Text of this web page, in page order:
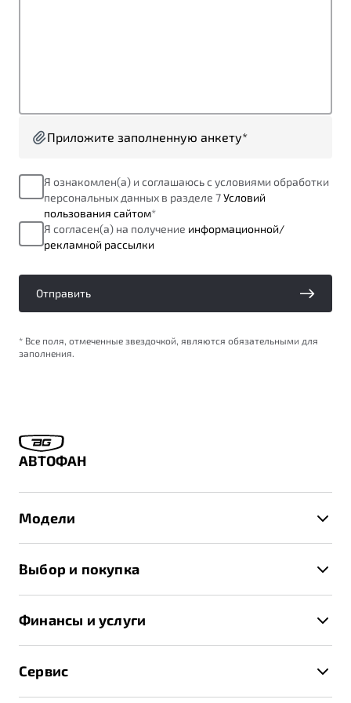
Автомобили в наличии
Тест-драйв
Спецпредложения
Преимущества программы
Запись на сервис
Калькулятор ТО
Приложите заполненную анкету*
Я ознакомлен(а) и соглашаюсь с условиями обработки
персональных данных в разделе 7Условий
пользования сайтом*
Я согласен(а) на получение информационной/
рекламной рассылки
Отправить
* Все поля, отмеченные звездочкой, являются обязательными для
заполнения.
АВТОФАН
Модели
X70
Выбор и покупка
Спецпредложения и Акции
Записаться на тест-драйв
Получить предложение
Финансы и услуги
Трейд-ин
Сервис